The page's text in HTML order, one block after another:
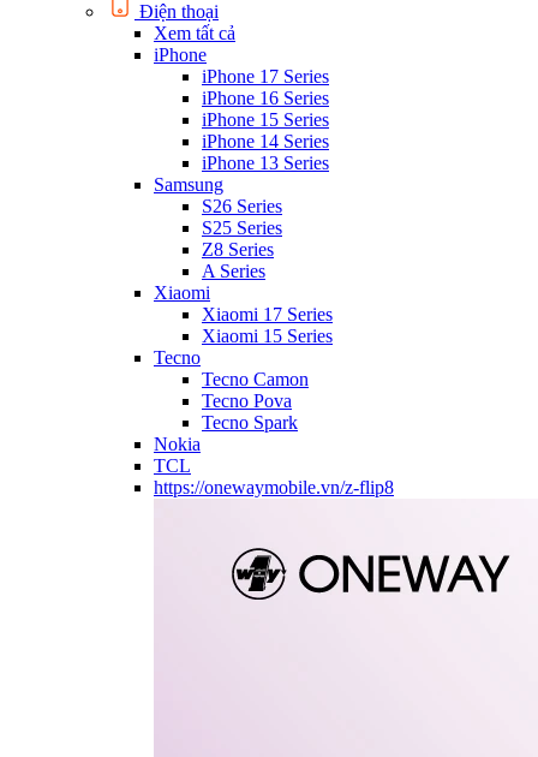
Điện thoại
Xem tất cả
iPhone
iPhone 17 Series
iPhone 16 Series
iPhone 15 Series
iPhone 14 Series
iPhone 13 Series
Samsung
S26 Series
S25 Series
Z8 Series
A Series
Xiaomi
Xiaomi 17 Series
Xiaomi 15 Series
Tecno
Tecno Camon
Tecno Pova
Tecno Spark
Nokia
TCL
https://onewaymobile.vn/z-flip8